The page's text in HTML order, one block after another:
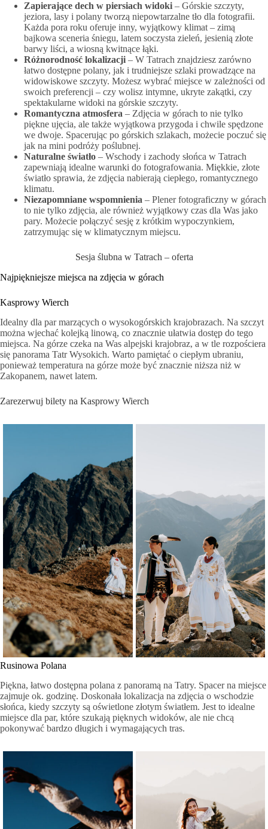
Zapierające dech w piersiach widoki – Górskie szczyty,
jeziora, lasy i polany tworzą niepowtarzalne tło dla fotografii.
Każda pora roku oferuje inny, wyjątkowy klimat – zimą
bajkowa sceneria śniegu, latem soczysta zieleń, jesienią złote
barwy liści, a wiosną kwitnące łąki.
Różnorodność lokalizacji – W Tatrach znajdziesz zarówno
łatwo dostępne polany, jak i trudniejsze szlaki prowadzące na
widowiskowe szczyty. Możesz wybrać miejsce w zależności od
swoich preferencji – czy wolisz intymne, ukryte zakątki, czy
spektakularne widoki na górskie szczyty.
Romantyczna atmosfera – Zdjęcia w górach to nie tylko
piękne ujęcia, ale także wyjątkowa przygoda i chwile spędzone
we dwoje. Spacerując po górskich szlakach, możecie poczuć się
jak na mini podróży poślubnej.
Naturalne światło – Wschody i zachody słońca w Tatrach
zapewniają idealne warunki do fotografowania. Miękkie, złote
światło sprawia, że zdjęcia nabierają ciepłego, romantycznego
klimatu.
Niezapomniane wspomnienia – Plener fotograficzny w górach
to nie tylko zdjęcia, ale również wyjątkowy czas dla Was jako
pary. Możecie połączyć sesję z krótkim wypoczynkiem,
zatrzymując się w klimatycznym miejscu.
Sesja ślubna w Tatrach – oferta
Najpiękniejsze miejsca na zdjęcia w górach
Kasprowy Wierch
Idealny dla par marzących o wysokogórskich krajobrazach. Na szczyt
można wjechać kolejką linową, co znacznie ułatwia dostęp do tego
miejsca. Na górze czeka na Was alpejski krajobraz, a w tle rozpościera
się panorama Tatr Wysokich. Warto pamiętać o ciepłym ubraniu,
ponieważ temperatura na górze może być znacznie niższa niż w
Zakopanem, nawet latem.
Zarezerwuj bilety na Kasprowy Wierch
Rusinowa Polana
Piękna, łatwo dostępna polana z panoramą na Tatry. Spacer na miejsce
zajmuje ok. godzinę. Doskonała lokalizacja na zdjęcia o wschodzie
słońca, kiedy szczyty są oświetlone złotym światłem. Jest to idealne
miejsce dla par, które szukają pięknych widoków, ale nie chcą
pokonywać bardzo długich i wymagających tras.